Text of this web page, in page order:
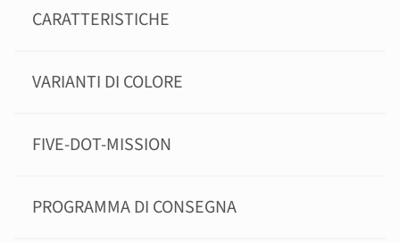
CARATTERISTICHE
VARIANTI DI COLORE
FIVE-DOT-MISSION
PROGRAMMA DI CONSEGNA